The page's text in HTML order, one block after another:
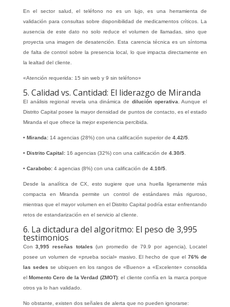
En el sector salud, el teléfono no es un lujo, es una herramienta de
validación para consultas sobre disponibilidad de medicamentos críticos. La
ausencia de este dato no solo reduce el volumen de llamadas, sino que
proyecta una imagen de desatención. Esta carencia técnica es un síntoma
de falta de control sobre la presencia local, lo que impacta directamente en
la lealtad del cliente.
«Atención requerida: 15 sin web y 9 sin teléfono»
5. Calidad vs. Cantidad: El liderazgo de Miranda
El análisis regional revela una dinámica de dilución operativa. Aunque el
Distrito Capital posee la mayor densidad de puntos de contacto, es el estado
Miranda el que ofrece la mejor experiencia percibida.
• Miranda:14 agencias (28%) con una calificación superior de 4.42/5.
• Distrito Capital:16 agencias (32%) con una calificación de 4.30/5.
• Carabobo:4 agencias (8%) con una calificación de 4.10/5.
Desde la analítica de CX, esto sugiere que una huella ligeramente más
compacta en Miranda permite un control de estándares más riguroso,
mientras que el mayor volumen en el Distrito Capital podría estar enfrentando
retos de estandarización en el servicio al cliente.
6. La dictadura del algoritmo: El peso de 3,995
testimonios
Con3,995 reseñas totales (un promedio de 79.9 por agencia), Locatel
posee un volumen de «prueba social» masivo. El hecho de que el76% de
las sedes se ubiquen en los rangos de «Bueno» a «Excelente» consolida
el
Momento Cero de la Verdad (ZMOT): el cliente confía en la marca porque
otros ya lo han validado.
No obstante, existen dos señales de alerta que no pueden ignorarse: